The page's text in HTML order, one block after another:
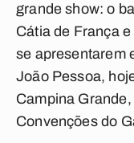
grande show: o
Cátia de França
se apresentarem
João Pessoa,
Campina
Convenções do